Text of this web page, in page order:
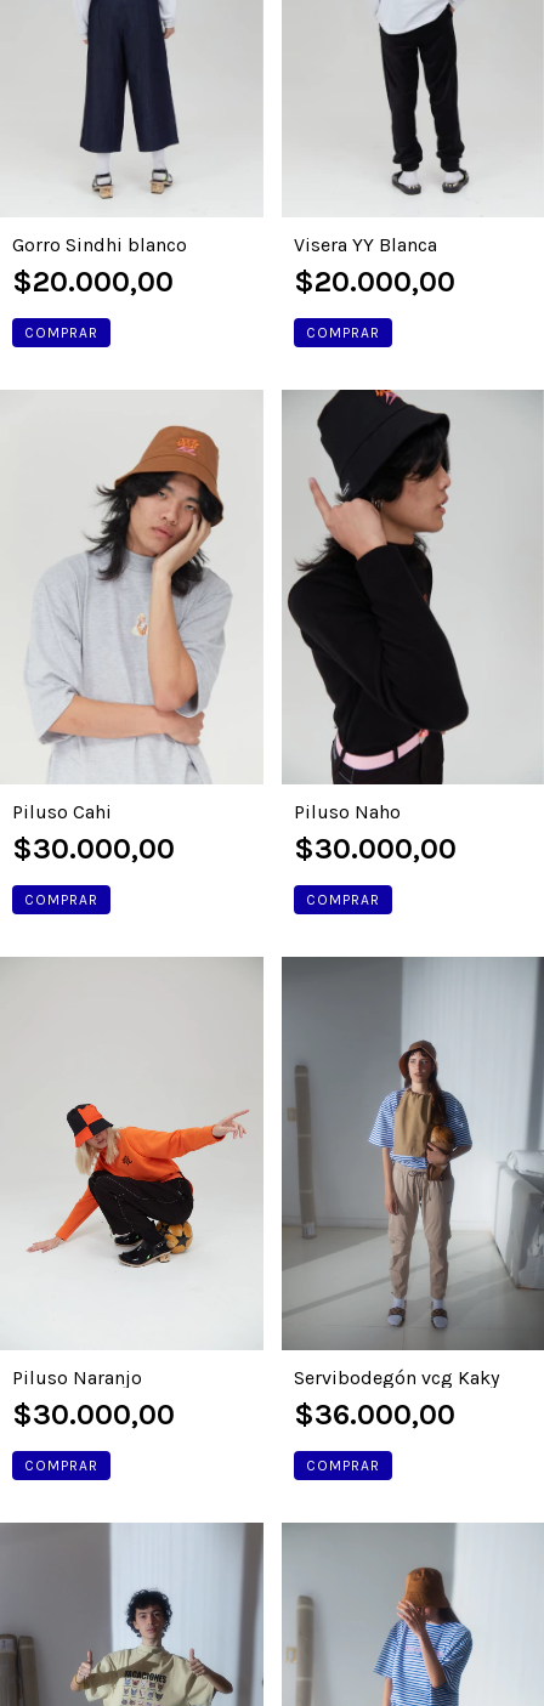
Gorro Sindhi blanco
$20.000,00
COMPRAR
Visera YY Blanca
$20.000,00
COMPRAR
Piluso Cahi
$30.000,00
COMPRAR
Piluso Naho
$30.000,00
COMPRAR
Piluso Naranjo
$30.000,00
COMPRAR
Servibodegón vcg Kaky
$36.000,00
COMPRAR